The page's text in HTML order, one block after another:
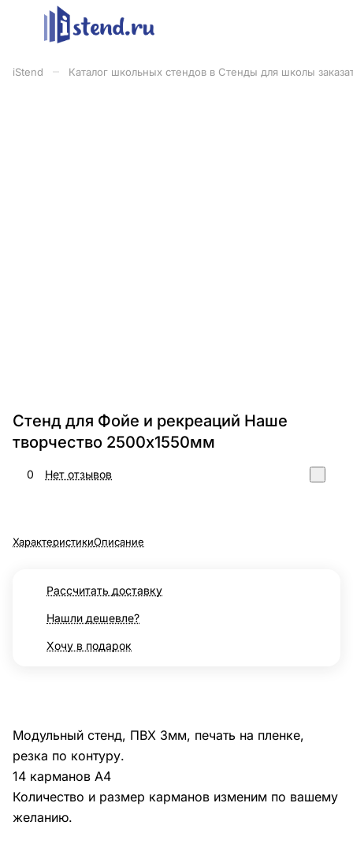
iStend Каталог школьных стендов в Стенды для школы
Стенд для Фойе и рекреаций Наше
творчество 2500х1550мм
0 Нет отзывов
ХарактеристикиОписание
Рассчитать доставку
Нашли дешевле?
Хочу в подарок
Модульный стенд, ПВХ 3мм, печать на пленке,
резка по контуру.
14 карманов А4
Количество и размер карманов изменим по вашему
желанию.